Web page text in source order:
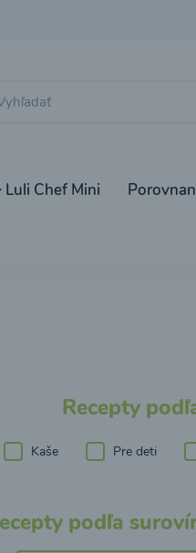
Luli Chef Mini
Recepty
Kaše Pre deti
podľa